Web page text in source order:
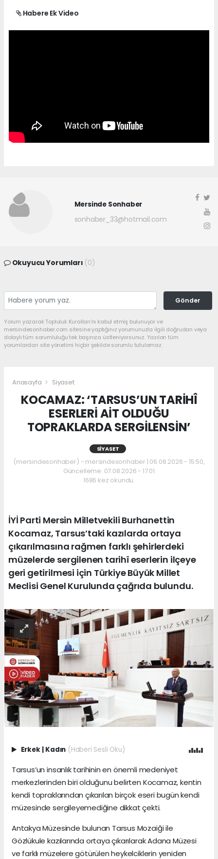
Habere Ek Video
Mersinde Sonhaber
sonhaber_33@hotmail.com
Okuyucu Yorumları (0)
Gönder
Yorum yazarak Topluluk Kuralları’nı kabul etmiş bulunuyor ve
mersindesonhaber.com sitesine yaptığınız yorumunuzla ilgili doğrudan veya
dolaylı tüm sorumluluğu tek başınıza üstleniyorsunuz. Yazılan tüm
yorumlardan site yönetimi hiçbir şekilde sorumlu tutulamaz.
Anasayfa Siyaset
KOCAMAZ: ‘TARSUS’UN TARİHÎ
ESERLERİ AİT OLDUĞU
TOPRAKLARDA SERGİLENSİN’
SIYASET
(mersindesonhaber) - mersindesonhaber | 06.08.2026 - 15:50,
Güncelleme: 07.08.2026 - 17:01
1686 kez okundu.
İYİ Parti Mersin Milletvekili Burhanettin
Kocamaz, Tarsus’taki kazılarda ortaya
çıkarılmasına rağmen farklı şehirlerdeki
müzelerde sergilenen tarihî eserlerin ilçeye
geri getirilmesi için Türkiye Büyük Millet
Meclisi Genel Kurulunda çağrıda bulundu.
Erkek | Kadın (Haberi Sesli Oku)
Tarsus’un insanlık tarihinin en önemli medeniyet
merkezlerinden biri olduğunu belirten Kocamaz, kentin
kendi topraklarından çıkarılan birçok eseri bugün kendi
müzesinde sergileyemediğine dikkat çekti.
Antakya Müzesinde bulunan Tarsus Mozaiği ile
Gözlükule kazılarında ortaya çıkarılarak Adana Müzesi
ve farklı müzelere götürülen heykelciklerin yeniden